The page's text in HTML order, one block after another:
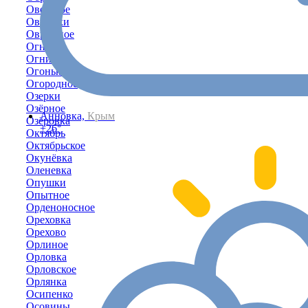
Анновка, Крым
+26°
Овощное
Овражки
Овражное
Огневое
Огни
Огоньки
Огородное
Озерки
Озёрное
Озёровка
Октябрь
Октябрьское
Окунёвка
Оленевка
Опушки
Опытное
Орденоносное
Ореховка
Орехово
Орлиное
Орловка
Орловское
Орлянка
Осипенко